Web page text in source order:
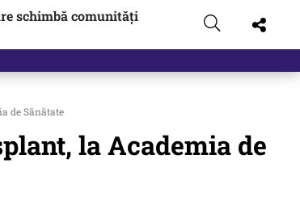
schimbă comunități
de Sănătate
la Academia de